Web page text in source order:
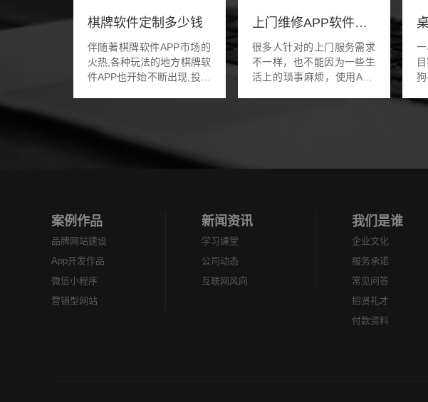
棋牌软件定制多少钱
伴随著棋牌软件APP市场的
火热,各种玩法的地方棋牌软
件APP也开始不断出现,投资
手点。那么开...
上门维修APP软件功能开发
很多人针对的上门服务需求
不一样，也不能因为一些生
活上的琐事麻烦，使用APP
目
案例作品
品牌网站建设
App开发作品
微信小程序
营销型网站
新闻资讯
学习课堂
公司动态
互联网风向
我们是谁
企业文化
服务承诺
常见问答
招贤礼才
付款资料